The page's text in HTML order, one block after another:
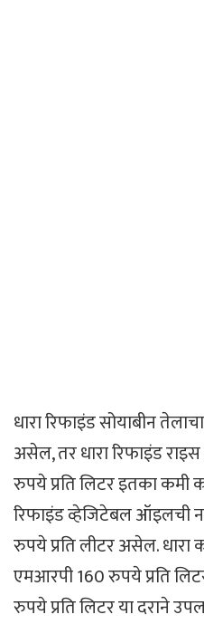
धारा रिफाइंड सोयाबीन
असेल, तर धारा रिफाइंड
रुपये प्रति लिटर इतका कमी
रिफाइंड व्हेजिटेबल ऑइलची
रुपये प्रति लीटर असेल. धारा
एमआरपी 160 रुपये प्रति
रुपये प्रति लिटर या दराने